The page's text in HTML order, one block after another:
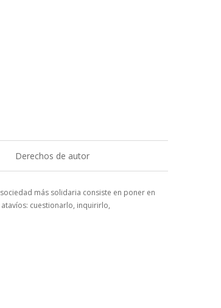
Derechos de autor
más solidaria consiste en poner en
cuestionarlo, inquirirlo,